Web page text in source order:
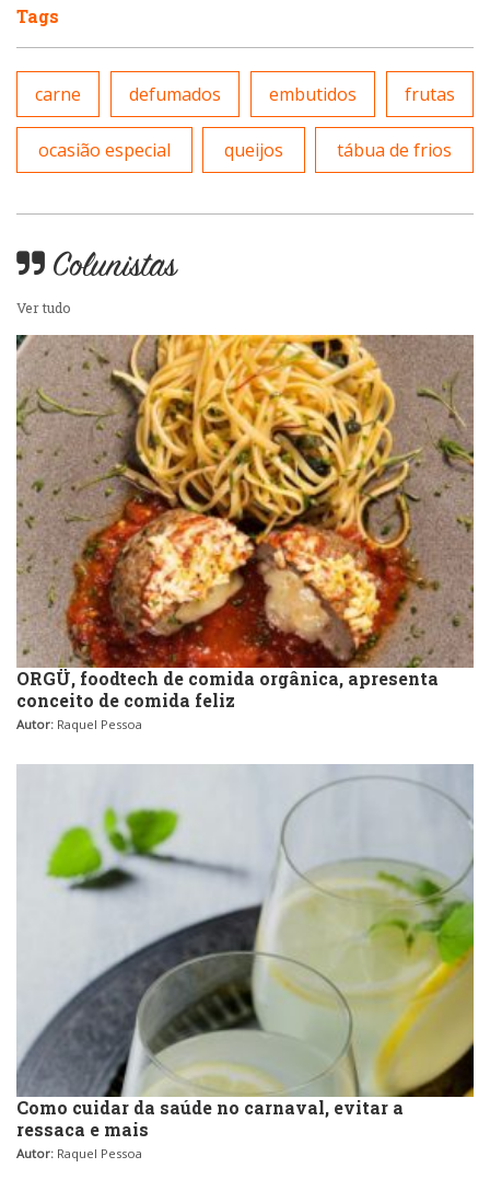
Padarias e Confeitarias
Pizzarias
Sobremesas e sorvetes
Pizzarias
Portuguesa
Tags
carne defumados embutidos frutas
ocasião especial queijos tábua de frios
Colunistas
Ver tudo
ORGÜ, foodtech de comida orgânica, apresenta
conceito de comida feliz
Autor: Raquel Pessoa
Como cuidar da saúde no carnaval, evitar a
ressaca e mais
Autor: Raquel Pessoa